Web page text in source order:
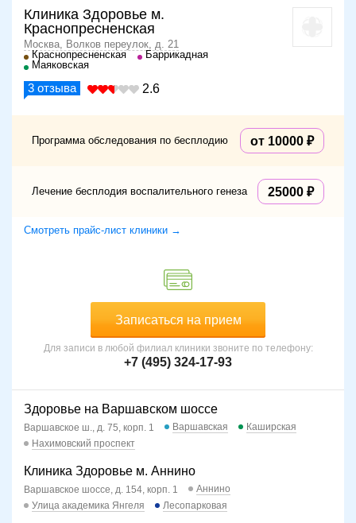
Клиника Здоровье м.
Краснопресненская
Москва, Волков переулок, д. 21
Краснопресненская
Баррикадная
Маяковская
3 отзыва 2.6
Программа обследования по бесплодию от 10000
Лечение бесплодия воспалительного генеза 25000
Смотреть прайс-лист клиники →
Записаться на прием
Для записи в любой филиал клиники звоните по телефону:
+7 (495) 324-17-93
Здоровье на Варшавском шоссе
Варшавское ш., д. 75, корп. 1 Варшавская
Каширская
Нахимовский проспект
Клиника Здоровье м. Аннино
Варшавское шоссе, д. 154, корп. 1
Аннино
Улица академика Янгеля
Лесопарковая